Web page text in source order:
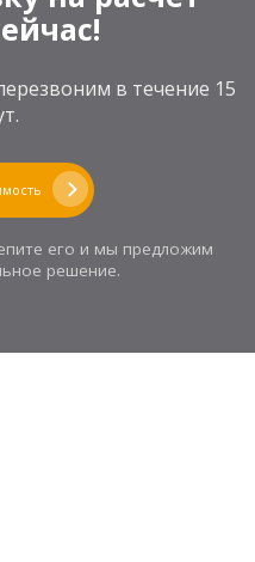
в течение 15
его и мы предложим
решение.